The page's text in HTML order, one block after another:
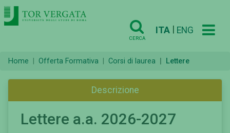
CERCA
ITA ENG
Home Offerta Formativa Corsi di laurea Lettere
Descrizione
Lettere a.a. 2026-2027